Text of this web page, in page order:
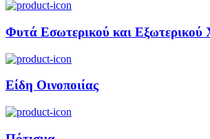
Φυτά Εσωτερικού και
Είδη Οινοποιίας